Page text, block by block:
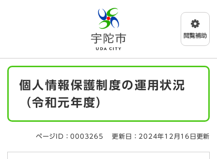
メニューを飛ばして本文へ
本
個人情報保護制度の運用状況
（令和元年度）
ページID：0003265 更新日：2024年12月16日更新